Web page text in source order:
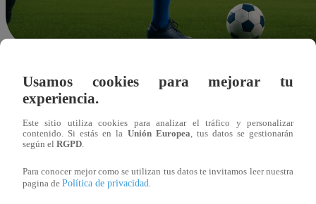
08 de junio 2026
fútbol en vivo para hoy, lunes 8 de junio. Te
se disputarán en las diferentes ligas a nivel mundial. En
miralos encuentros que hay en el Perú y el mundo
Usamos cookies para mejorar tu
experiencia.
Este sitio utiliza cookies para analizar el tráfico y personalizar
contenido. Si estás en la Unión Europea, tus datos se gestionarán
según el RGPD.
Para conocer mejor como se utilizan tus datos te invitamos leer nuestra
pagina de Política de privacidad.